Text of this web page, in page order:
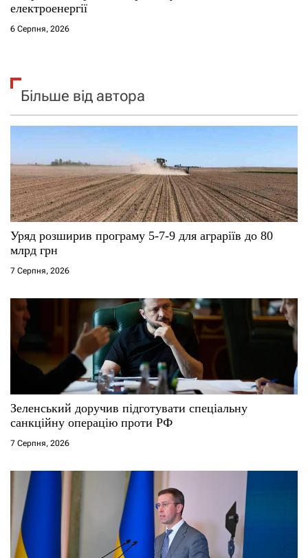
електроенергії
6 Серпня, 2026
Більше від автора
Уряд розширив програму 5-7-9 для аграріїв до 80
млрд грн
7 Серпня, 2026
Зеленський доручив підготувати спеціальну
санкційну операцію проти РФ
7 Серпня, 2026